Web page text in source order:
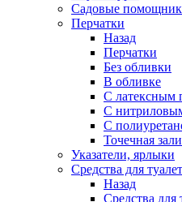
Садовые
Перчатки
Назад
Перчатки
Без обливки
В обливке
С латексным
С
С
Точечная
Указатели, ярлыки
Средства для
Назад
Средства для